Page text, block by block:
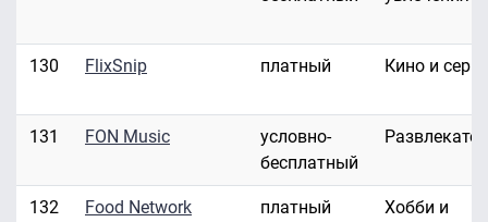
130 FlixSnip платный Кино и
131 FON Music
условно-
бесплатный
132 Food Network платный
Хобби и